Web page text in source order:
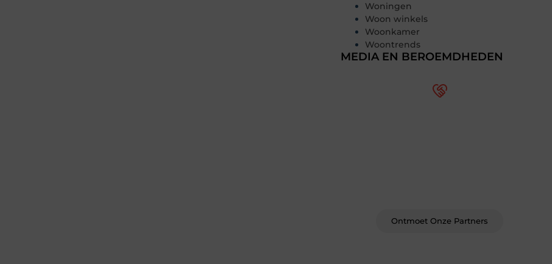
Woningen
Woon winkels
Woonkamer
Woontrends
MEDIA EN BEROEMDHEDEN
Ontmoet Onze Partners